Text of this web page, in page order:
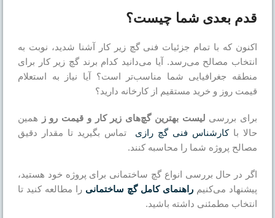
قدم بعدی شما چیست؟
اکنون که با تمام جزئیات فنی گچ زیر کار آشنا شدید، نوبت به
انتخاب مصالح می‌رسد. آیا می‌دانید کدام برند گچ زیر کار برای
منطقه جغرافیایی شما مناسب‌تر است؟ آیا نیاز به استعلام
قیمت روز و خرید مستقیم از کارخانه دارید؟
برای بررسی لیست بهترین گچ‌های زیر کار و قیمت رو ز همین
حالا باکارشناس فنی گچ رازی
تماس بگیرید تا مقدار دقیق
مصالح پروژه شما را محاسبه کنند.
اگر در حال بررسی انواع گچ ساختمانی برای پروژه خود هستید،
پیشنهاد می‌کنیم راهنمای کامل گچ ساختمانی را مطالعه کنید تا
انتخاب مطمئنی داشته باشید.